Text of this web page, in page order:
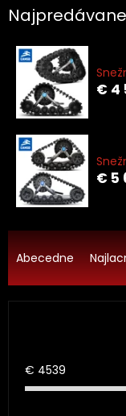
€ 4
€ 5
R
a
d
e
n
Abecedne
€ 4539